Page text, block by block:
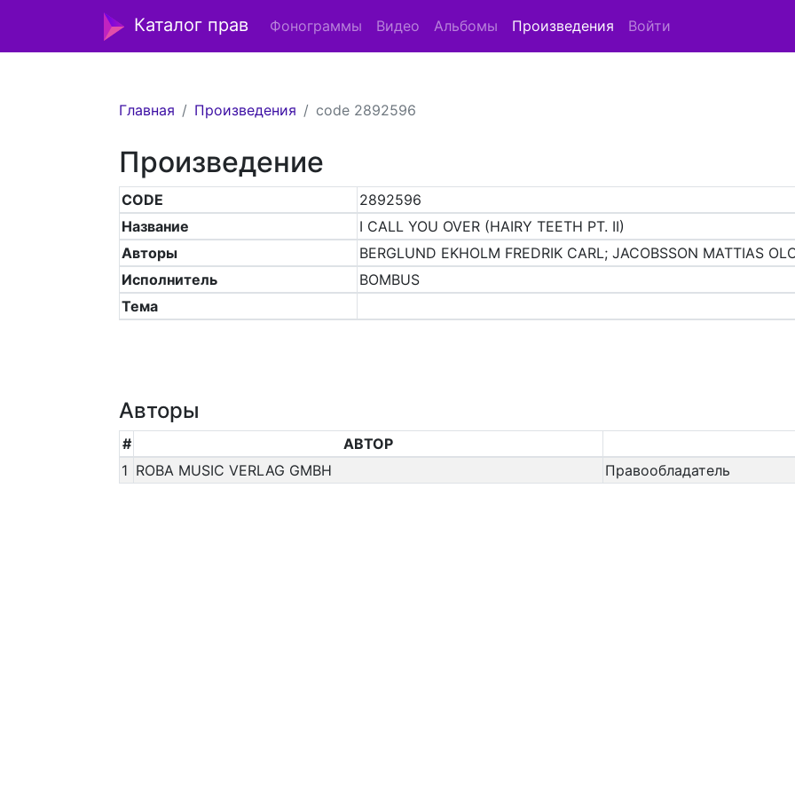
Каталог прав Фонограммы Видео Альбомы Произведения Войти
Главная Произведения code 2892596
Произведение
CODE
2892596
Название
I CALL YOU OVER (HAIRY TEETH PT. II)
Авторы
BERGLUND EKHOLM FREDRIK CARL; JACOBSSON MATTIAS
Исполнитель
BOMBUS
Тема
Авторы
#
АВТОР
1 ROBA MUSIC VERLAG GMBH Правообладатель